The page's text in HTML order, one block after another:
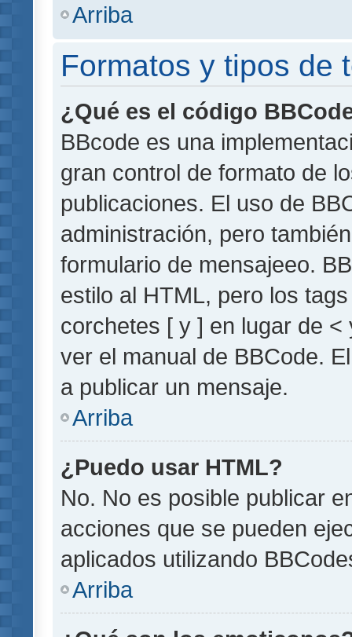
Arriba
Formatos y tipos de
¿Qué es el código
BBcode es una
gran control de formato de
publicaciones. El uso de
administración, pero
formulario de mensajeeo.
estilo al HTML, pero los
corchetes [ y ] en lugar de
ver el manual de BBCode.
a publicar un mensaje.
Arriba
¿Puedo usar HTML?
No. No es posible publicar
acciones que se pueden
aplicados utilizando
Arriba